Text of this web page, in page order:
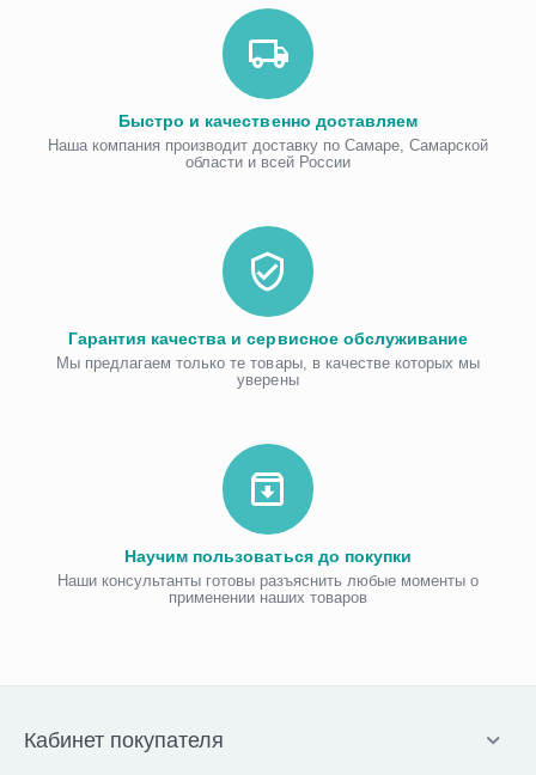
Быстро и качественно доставляем
Наша компания производит доставку по Самаре, Самарской
области и всей России
Гарантия качества и сервисное обслуживание
Мы предлагаем только те товары, в качестве которых мы
уверены
Научим пользоваться до покупки
Наши консультанты готовы разъяснить любые моменты о
применении наших товаров
Кабинет покупателя